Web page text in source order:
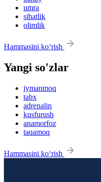
umra
sihatlik
olimlik
Hammasini ko‘rish
Yangi so'zlar
iymanmoq
tabx
adrenalin
kusfurush
anamorfoz
taqamoq
Hammasini ko‘rish